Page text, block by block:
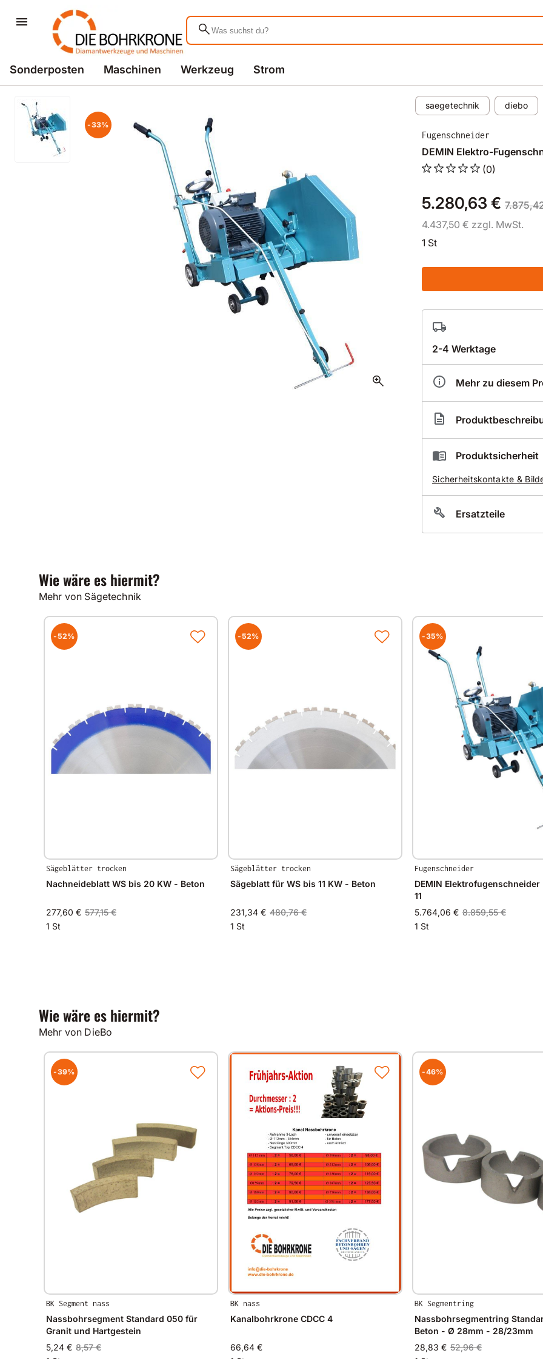
search
Sonderposten Maschinen Werkzeug Strom
-33%
zoom_in
saegetechnik diebo
Fugenschneider
DEMIN Elektro-
(0)
5.280,63 €
4.437,50 € zzgl. MwSt.
1 St
2-4 Werktage
Mehr zu diesem
Artikelnummer
825
Breite
590
Tiefe
1350
Der DEMIN Elektro-
inkl. Sägeblatthaube
stufenlose, manuelle
asymetrische
Verschmutzung
teilbarer Blattschutz
Zahnriemen-
Feststellbremese
Technische Daten
E-Motor
Länge
Höhe
Produktsicherheit
Sicherheitskontakte &
Ersatzteile
Wie wäre es hiermit?
Mehr von Sägetechnik
-52%
Sägeblätter trocken
Nachneideblatt WS bis 20 KW - Beton
277,60 € 577,15 €
1 St
-52%
Sägeblätter trocken
Sägeblatt für WS bis 11 KW - Beton
231,34 € 480,76 €
1 St
-35%
Fugenschneider
DEMIN Elektrofugenschneider
11
5.764,06 € 8.859,55 €
1 St
Wie wäre es hiermit?
Mehr von DieBo
-39%
BK Segment nass
Nassbohrsegment Standard 050 für
Granit und Hartgestein
5,24 € 8,57 €
BK nass
Kanalbohrkrone CDCC 4
66,64 €
-46%
BK Segmentring
Nassbohrsegmentring
Beton - Ø 28mm - 28/23mm
28,83 € 52,96 €